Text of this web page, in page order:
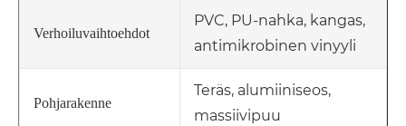
Verhoiluvaihtoehdot
PVC, PU-nahka, kangas,
antimikrobinen vinyyli
Pohjarakenne
Teräs, alumiiniseos,
massiivipuu